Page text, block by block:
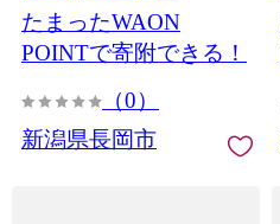
たまったWAON
POINTで寄附できる！
（0）
新潟県長岡市